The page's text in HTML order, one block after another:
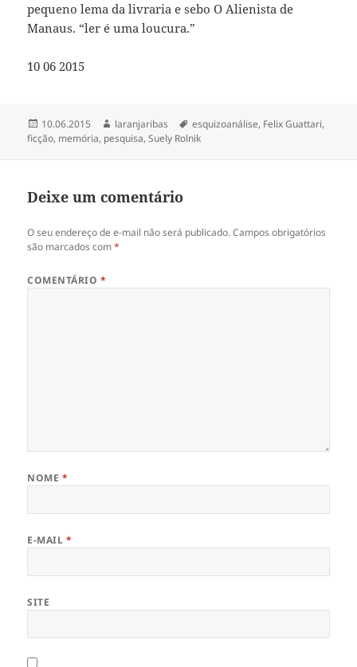
pequeno lema da livraria e sebo O Alienista de
Manaus. “ler é uma loucura.”
10 06 2015
Publicado
em
10.06.2015 Autor
laranjaribas Tags
esquizoanálise, Felix Guattari,
ficção, memória, pesquisa,Suely Rolnik
Deixe um comentário
O seu endereço de e-mail não será publicado. Campos obrigatórios
são marcados com*
COMENTÁRIO *
NOME *
E-MAIL *
SITE